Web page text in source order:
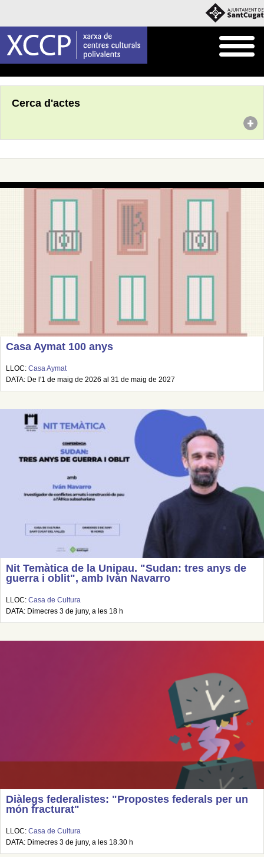
Cerca d'actes
Casa Aymat 100 anys
LLOC: Casa Aymat
DATA: De l'1 de maig de 2026 al 31 de maig de 2027
Nit Temàtica de la Unipau. "Sudan: tres anys de
guerra i oblit", amb Iván Navarro
LLOC: Casa de Cultura
DATA: Dimecres 3 de juny, a les 18 h
Diàlegs federalistes: "Propostes federals per un
món fracturat"
LLOC: Casa de Cultura
DATA: Dimecres 3 de juny, a les 18.30 h